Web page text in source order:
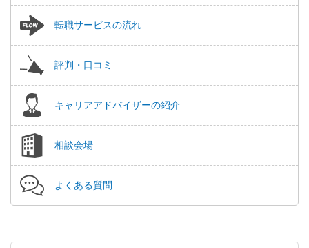
転職サービスの流れ
評判・口コミ
キャリアアドバイザーの紹介
相談会場
よくある質問